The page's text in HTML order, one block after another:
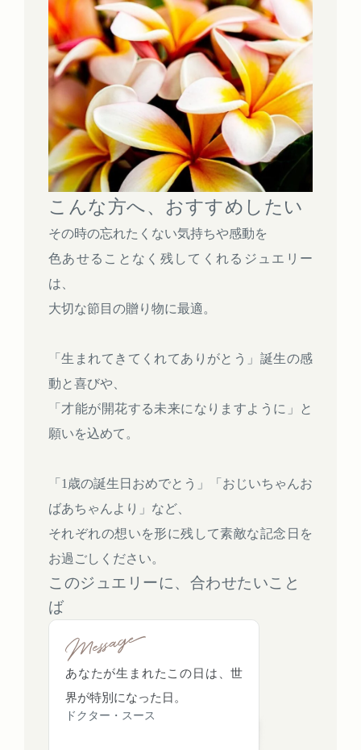
こんな方へ、おすすめしたい
その時の忘れたくない気持ちや感動を
色あせることなく残してくれるジュエリー
は、
大切な節目の贈り物に最適。
「生まれてきてくれてありがとう」誕生の感
動と喜びや、
「才能が開花する未来になりますように」と
願いを込めて。
「1歳の誕生日おめでとう」「おじいちゃんお
ばあちゃんより」など、
それぞれの想いを形に残して素敵な記念日を
お過ごしください。
このジュエリーに、合わせたいこと
ば
あなたが生まれたこの日は、世
界が特別になった日。
ドクター・スース